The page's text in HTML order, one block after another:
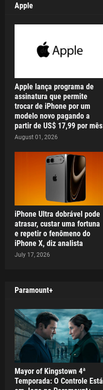
Apple
Apple lança programa de
assinatura que permite
trocar de iPhone por um
modelo novo pagando a
partir de US$ 17,99 por mês
August 01, 2026
iPhone Ultra dobrável pode
atrasar, custar uma fortuna
e repetir o fenômeno do
iPhone X, diz analista
July 17, 2026
Paramount+
Mayor of Kingstown 4ª
Temporada: O Controle Está